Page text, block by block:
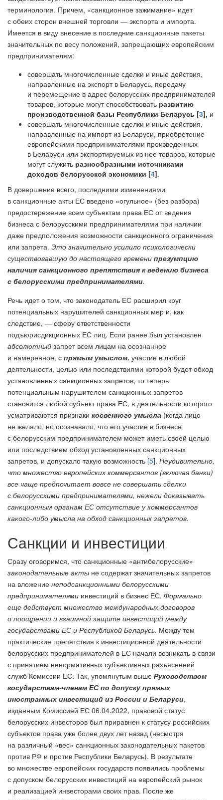
терминология. Причем, «санкционное зажимание» идет
с обеих сторон внешней торговли — экспорта и импорта.
Имеется в виду внесение в последние санкционные пакеты
значительных по весу положений, запрещающих европейским
предпринимателям:
совершать многочисленные сделки и иные действия,
направленные на экспорт в Беларусь, передачу
и перемещение в адрес белорусских предпринимателей
товаров, которые могут способствовать развитию
производственной базы Республики Беларусь [3], и
совершать многочисленные сделки и иные действия,
направленные на импорт из Беларуси, приобретение
европейскими предпринимателями произведенных
в Беларуси или экспортируемых из нее товаров, которые
могут служить разнообразными источниками
доходов белорусской экономики [4].
В довершение всего, последними изменениями
в санкционные акты ЕС введено «огульное» (без разбора)
предостережение всем субъектам права ЕС от ведения
бизнеса с белорусскими предпринимателями при наличии
даже предположения возможности санкционного ограничения
или запрета. Это значительно усилило психологически
существовавшую до настоящего времени презумпцию
наличия санкционного препятствия к ведению бизнеса
с белорусскими предпринимателями.
Речь идет о том, что законодатель ЕС расширил круг
потенциальных нарушителей санкционных мер и, как
следствие, — сферу ответственности
подъюрисдикционных ЕС лиц. Если ранее был установлен
абсолютный запрет всем лицам на осознанное
и намеренное, с прямым умыслом, участие в любой
деятельности, целью или последствиями которой будет обход
установленных санкционных запретов, то теперь
потенциальным нарушителем санкционных запретов
становится любой субъект права ЕС, в деятельности которого
усматриваются признаки косвенного умысла (когда лицо
не желало, но осознавало, что его участие в бизнесе
с белорусским предпринимателем может иметь своей целью
или последствием обход установленных санкционных
запретов, и допускало такую возможность [5]. Неудивительно,
что множество европейских коммерсантов (включая банки)
все чаще предпочитает вовсе не совершать сделки
с белорусскими предпринимателями, нежели доказывать
санкционным органам ЕС отсутствие у коммерсантов
какого-либо умысла на обход санкционных запретов.
Санкции и инвестиции
Сразу оговоримся, что санкционные «антибелорусские»
законодательные акты не содержат значительных запретов
на вложение неподсанкционными белорусскими
предпринимателями инвестиций в бизнес ЕС. Формально
еще действует множество международных договоров
о поощрении и взаимной защите инвестиций между
государствами ЕС и Республикой Беларусь. Между тем
практические препятствия к инвестиционной деятельности
белорусских предпринимателей в ЕС начали возникать в связи
с принятием ненормативных субъективных разъяснений
служб Комиссии ЕС. Так, упомянутым выше Руководством
государствам-членам ЕС по допуску прямых
иностранных инвестиций из России и Беларуси,
изданным Комиссией ЕС 06.04.2022, правовой статус
белорусских инвесторов был приравнен к статусу российских
субъектов права уже более двух лет назад (несмотря
на различный «вес» санкционных законодательных пакетов
против РФ и против Республики Беларусь). В результате
во множестве европейских государств появились проблемы
с допуском белорусских инвестиций на европейский рынок
и реализацией инвесторами своих прав. После же